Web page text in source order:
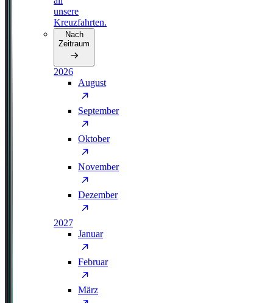
unsere
Kreuzfahrten.
Nach
Zeitraum
2026
August
September
Oktober
November
Dezember
2027
Januar
Februar
März